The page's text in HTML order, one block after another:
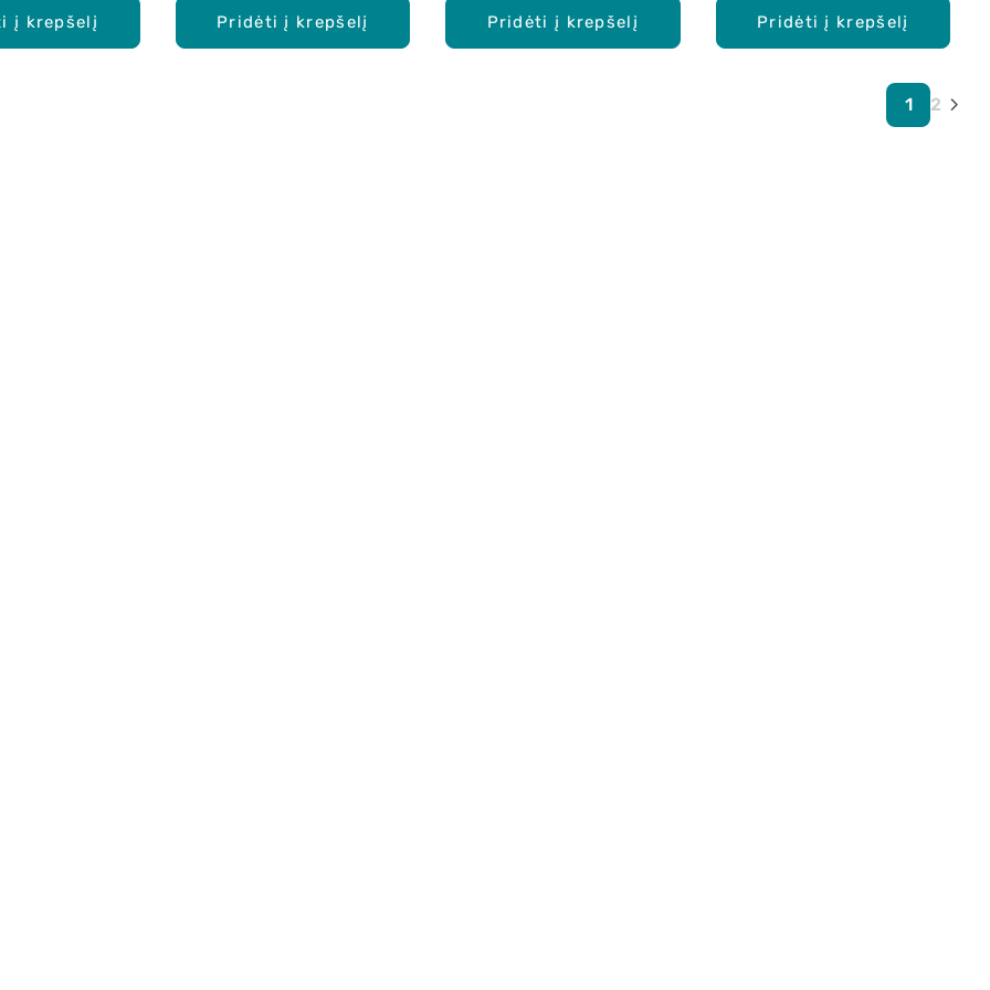
į krepšelį Pridėti į krepšelį Pridėti į krepšelį Pridėti į krepšelį
1 2